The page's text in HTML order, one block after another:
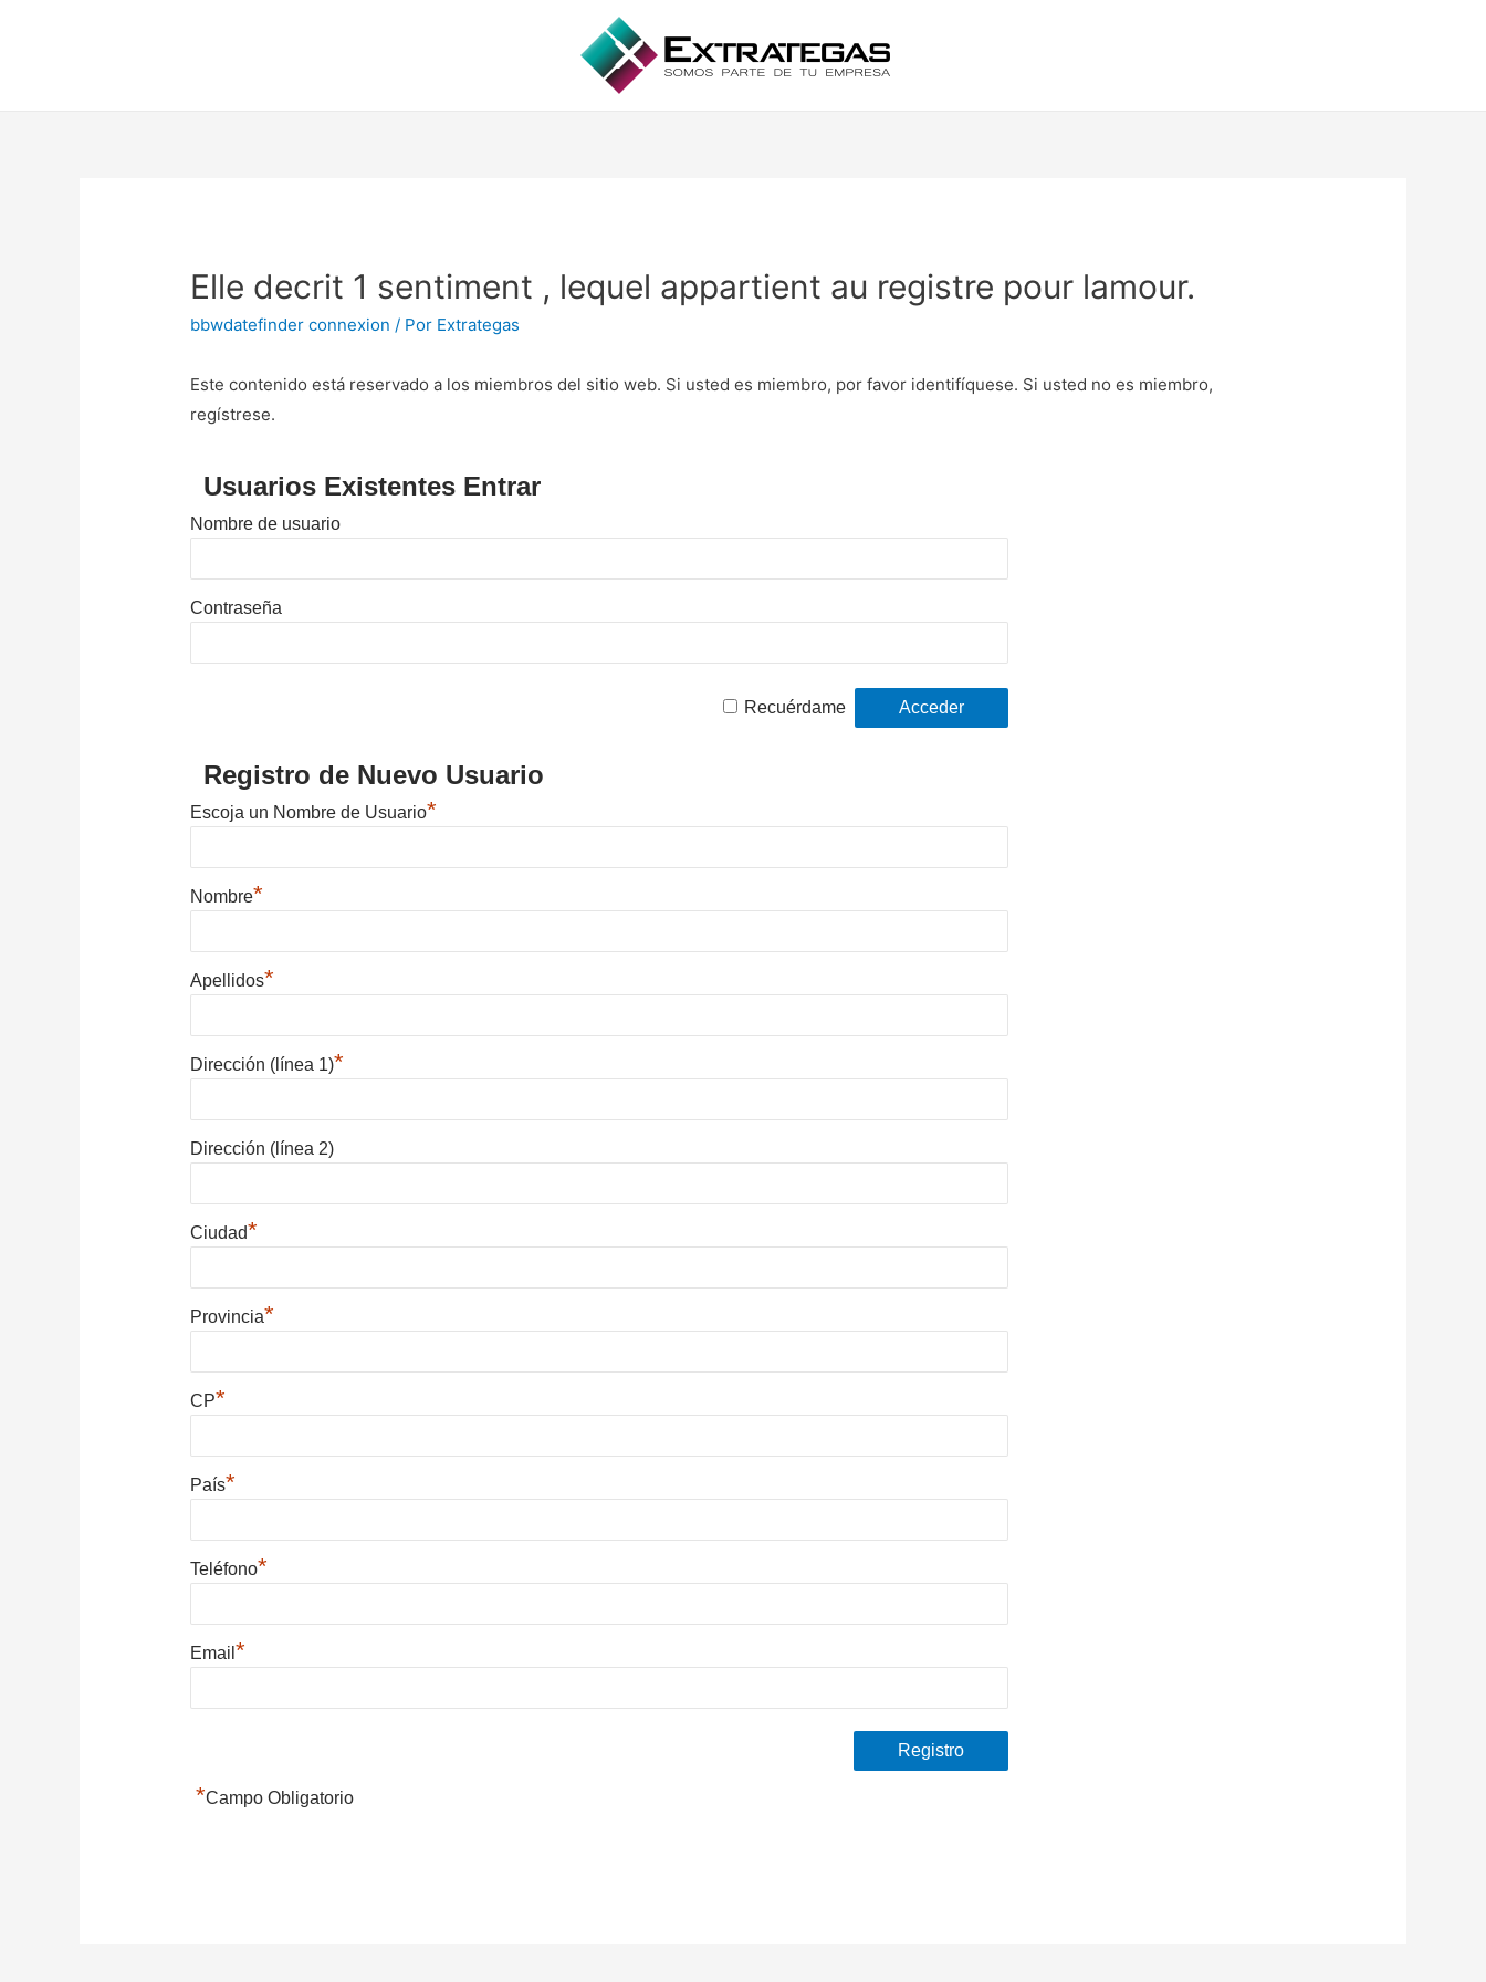
Elle decrit 1 sentiment , lequel appartient au registre pour lamour.
bbwdatefinder connexion / Por Extrategas
Este contenido está reservado a los miembros del sitio web. Si usted es miembro, por favor identifíquese. Si usted no es miembro,
regístrese.
Usuarios Existentes Entrar
Nombre de usuario
Contraseña
Recuérdame
Registro de Nuevo Usuario
Escoja un Nombre de Usuario*
Nombre*
Apellidos*
Dirección (línea 1)*
Dirección (línea 2)
Ciudad*
Provincia*
CP*
País*
Teléfono*
Email*
*Campo Obligatorio